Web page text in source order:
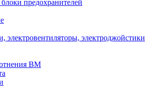
предохранителей
электровентиляторы, электроджойстики
ВМ